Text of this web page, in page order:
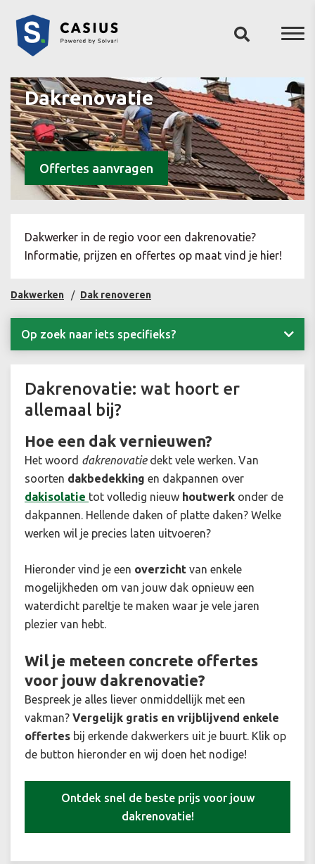
Dakrenovatie
Offertes aanvragen
Dakwerker in de regio voor een dakrenovatie?
Informatie, prijzen en offertes op maat vind je hier!
Dakwerken Dak renoveren
Op zoek naar iets specifieks?
Dakrenovatie: wat hoort er
allemaal bij?
Hoe een dak vernieuwen?
Het woord dakrenovatiedekt vele werken. Van
soorten dakbedekking en dakpannen over
dakisolatie tot volledig nieuw houtwerk onder de
dakpannen. Hellende daken of platte daken? Welke
werken wil je precies laten uitvoeren?
Hieronder vind je een overzicht van enkele
mogelijkheden om van jouw dak opnieuw een
waterdicht pareltje te maken waar je vele jaren
plezier van hebt.
Wil je meteen concrete offertes
voor jouw dakrenovatie?
Bespreek je alles liever onmiddellijk met een
vakman? Vergelijk gratis en vrijblijvend enkele
offertes bij erkende dakwerkers uit je buurt. Klik op
de button hieronder en wij doen het nodige!
Ontdek snel de beste prijs voor jouw
dakrenovatie!